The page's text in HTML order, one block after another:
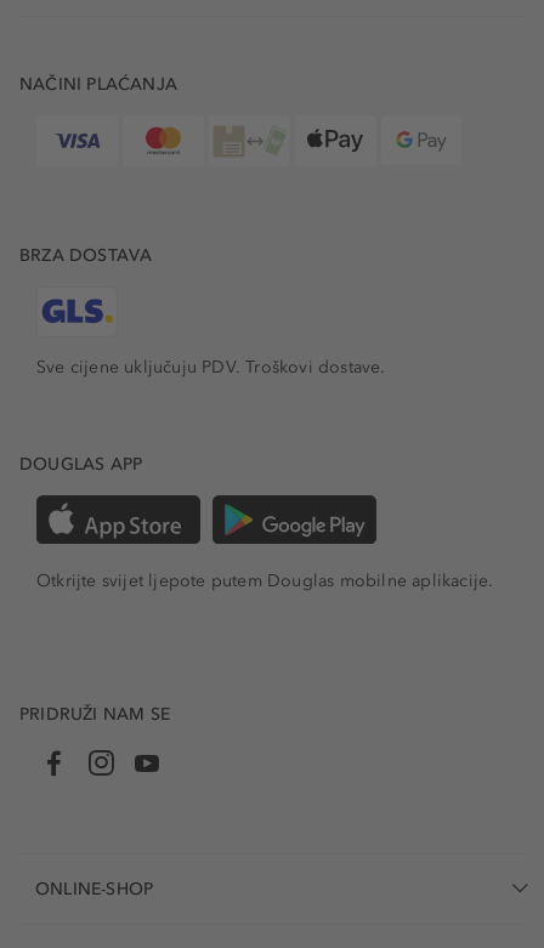
NAČINI PLAĆANJA
BRZA DOSTAVA
Sve cijene uključuju PDV.Troškovi dostave.
DOUGLAS APP
Otkrijte svijet ljepote putem Douglas mobilne aplikacije.
PRIDRUŽI NAM SE
ONLINE-SHOP